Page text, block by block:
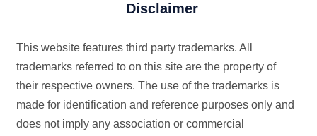
Disclaimer
This website features third party trademarks. All
trademarks referred to on this site are the property of
their respective owners. The use of the trademarks is
made for identification and reference purposes only and
does not imply any association or commercial